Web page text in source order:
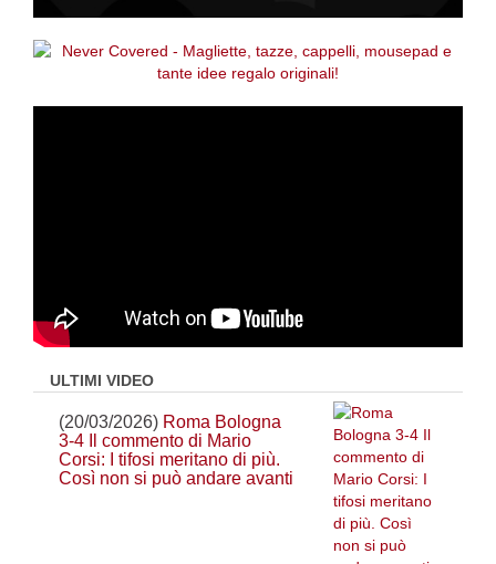
ULTIMI VIDEO
(20/03/2026) Roma Bologna
3-4 Il commento di Mario
Corsi: I tifosi meritano di più.
Così non si può andare avanti